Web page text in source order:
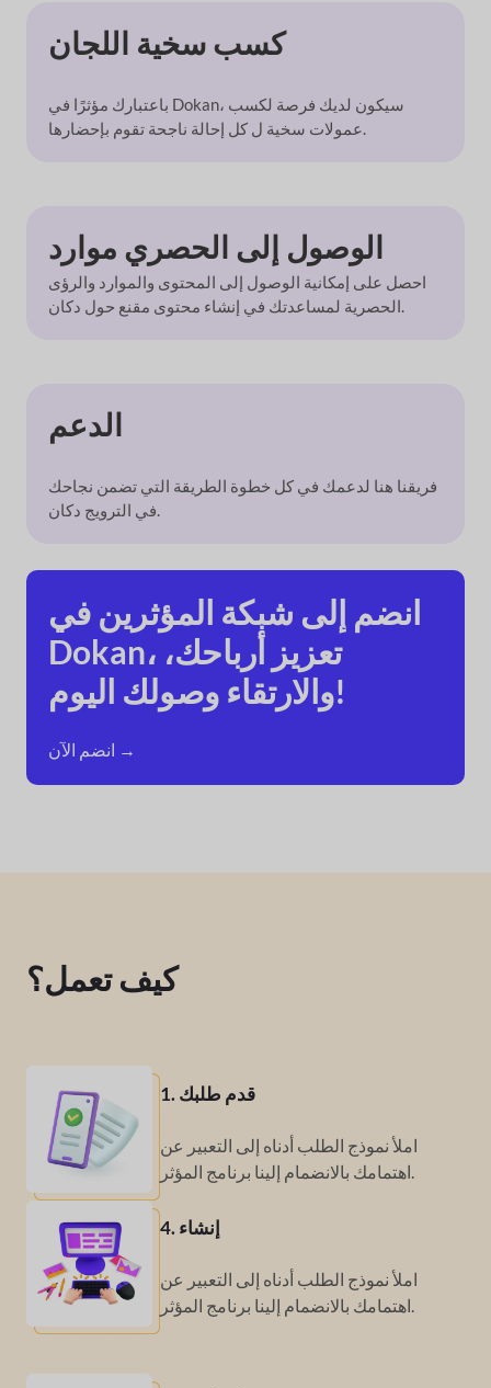
كسب سخية اللجان
باعتبارك مؤثرًا في Dokan، سيكون لديك فرصة لكسب
عمولات سخية لكل إحالة ناجحة تقوم بإحضارها.
الوصول إلى الحصري موارد
احصل على إمكانية الوصول إلى المحتوى والموارد والرؤى
الحصريةلمساعدتك في إنشاء محتوى مقنع حول دكان.
الدعم
فريقنا هنا لدعمك في كل خطوة الطريقة التي تضمن نجاحك
في الترويجدكان.
انضم إلى شبكة المؤثرين في
Dokan، تعزيز أرباحك،
والارتقاءوصولك اليوم!
انضم الآن →
كيف تعمل؟
1. قدم طلبك
املأ نموذج الطلب أدناه إلى التعبير عن
اهتمامك بالانضمام إلينابرنامج المؤثر.
4. إنشاء
املأ نموذج الطلب أدناه إلى التعبير عن
اهتمامك بالانضمام إلينابرنامج المؤثر.